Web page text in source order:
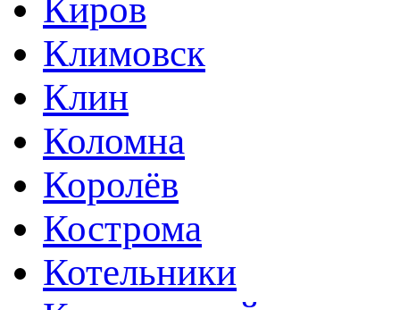
Киров
Климовск
Клин
Коломна
Королёв
Кострома
Котельники